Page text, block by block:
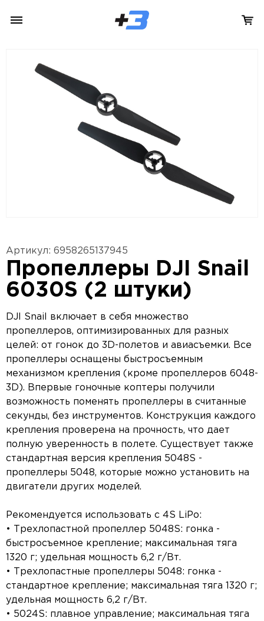
Артикул: 6958265137945
Пропеллеры DJI Snail
6030S (2 штуки)
DJI Snail включает в себя множество
пропеллеров, оптимизированных для разных
целей: от гонок до 3D-полетов и авиасъемки. Все
пропеллеры оснащены быстросъемным
механизмом крепления (кроме пропеллеров 6048-
3D). Впервые гоночные коптеры получили
возможность поменять пропеллеры в считанные
секунды, без инструментов. Конструкция каждого
крепления проверена на прочность, что дает
полную уверенность в полете. Существует также
стандартная версия крепления 5048S -
пропеллеры 5048, которые можно установить на
двигатели других моделей.
Рекомендуется использовать с 4S LiPo:
• Трехлопастной пропеллер 5048S: гонка -
быстросъемное крепление; максимальная тяга
1320 г; удельная мощность 6,2 г/Вт.
• Трехлопастные пропеллеры 5048: гонка -
стандартное крепление; максимальная тяга 1320 г;
удельная мощность 6,2 г/Вт.
• 5024S: плавное управление; максимальная тяга